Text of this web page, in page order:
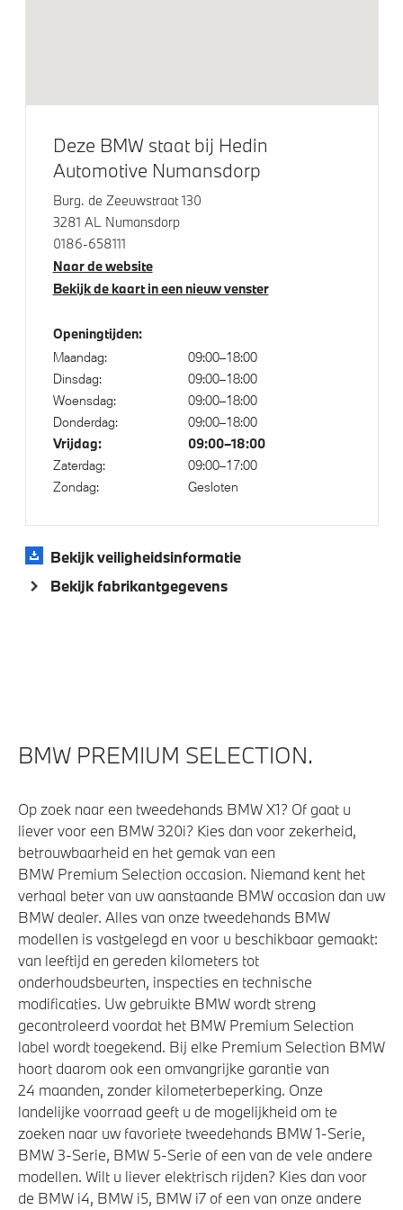
M Sportremsysteem Blau
Levering zonder typeaanduiding op achterzijde
Dakrailing in aluminium zijdeglans
LED koplampen
Exterior Line Aluminium satiniert
Elektrische voorzieningen
High-beam assistant
Bandenspanningsweergavesysteem
Automatisch dimmende binnen- en buitenspiegel
bestuurderzijde
Cruise control
Driving Assistant Professional
Alarmsysteem klasse 3 (VbV/SCM)
Draadloos oplaadstation
Parking assistant plus
Aandrijving en onderstel
Anti blokkeer systeem
Kilometertacho
Laadkabel (Mode 3, 22kW)
Steptronic transmissie met schakelpaddles aan het
stuurwiel
M Adaptief onderstel
xDrive - Vierwielaandrijving
Elektronisch Sper Differentieel
Veiligheid
Isofix bevestiging passagierstoel voor
Elektronisch Stabiliteits Programma
Deze BMW staat bij Hedin
Automotive Numansdorp
Burg. de Zeeuwstraat 130
3281 AL Numansdorp
0186-658111
Naar de website
Bekijk de kaart in een nieuw venster
Openingtijden:
Maandag:
09:00–18:00
Dinsdag:
09:00–18:00
Woensdag:
09:00–18:00
Donderdag:
09:00–18:00
Vrijdag: 09:00–18:00
Zaterdag:
09:00–17:00
Zondag:
Gesloten
Bekijk veiligheidsinformatie
Bekijk fabrikantgegevens
BMW PREMIUM SELECTION.
Op zoek naar een tweedehands BMW X1? Of gaat u
liever voor een BMW 320i? Kies dan voor zekerheid,
betrouwbaarheid en het gemak van een
BMW Premium Selection occasion. Niemand kent het
verhaal beter van uw aanstaande BMW occasion dan uw
BMW dealer. Alles van onze tweedehands BMW
modellen is vastgelegd en voor u beschikbaar gemaakt:
van leeftijd en gereden kilometers tot
onderhoudsbeurten, inspecties en technische
modificaties. Uw gebruikte BMW wordt streng
gecontroleerd voordat het BMW Premium Selection
label wordt toegekend. Bij elke Premium Selection BMW
hoort daarom ook een omvangrijke garantie van
24 maanden, zonder kilometerbeperking. Onze
landelijke voorraad geeft u de mogelijkheid om te
zoeken naar uw favoriete tweedehands BMW 1-Serie,
BMW 3-Serie, BMW 5-Serie of een van de vele andere
modellen. Wilt u liever elektrisch rijden? Kies dan voor
de BMW i4, BMW i5, BMW i7 of een van onze andere